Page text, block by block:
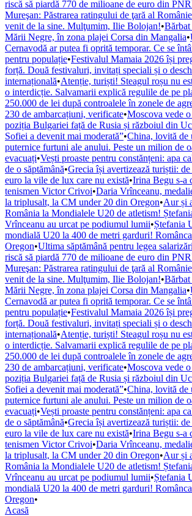
riscă să piardă 770 de milioane de euro din
Mureşan: Păstrarea ratingului de ţară al
venit de la sine. Mulţumim, Ilie Bolojan!•Bărbat
Mării Negre, în zona plajei Corsa din Mangalia•
Cernavodă ar putea fi oprită temporar. Ce se
pentru populație•Festivalul Mamaia 2026 își
forță. Două festivaluri, invitați speciali și o
internațională•Atenție, turiști! Steagul roșu nu
o interdicție. Salvamarii explică regulile de pe
250.000 de lei după controalele în zonele de
230 de ambarcațiuni, verificate•Moscova vede
poziția Bulgariei față de Rusia și războiul din
Sofiei a devenit mai moderată”•China, lovită de
puternice furtuni ale anului. Peste un milion de
evacuați•Vești proaste pentru constănțeni: apa
de o săptămână•Grecia își avertizează turiștii:
euro la vile de lux care nu există•Irina Begu s-a
tenismen Victor Crivoi•Daria Vrînceanu,
la triplusalt, la CM under 20 din Oregon•Aur și
România la Mondialele U20 de atletism!
Vrînceanu au urcat pe podiumul lumii•Ștefania
mondială U20 la 400 de metri garduri!
Oregon•Ultima săptămână pentru legea
riscă să piardă 770 de milioane de euro din
Mureşan: Păstrarea ratingului de ţară al
venit de la sine. Mulţumim, Ilie Bolojan!•Bărbat
Mării Negre, în zona plajei Corsa din Mangalia•
Cernavodă ar putea fi oprită temporar. Ce se
pentru populație•Festivalul Mamaia 2026 își
forță. Două festivaluri, invitați speciali și o
internațională•Atenție, turiști! Steagul roșu nu
o interdicție. Salvamarii explică regulile de pe
250.000 de lei după controalele în zonele de
230 de ambarcațiuni, verificate•Moscova vede
poziția Bulgariei față de Rusia și războiul din
Sofiei a devenit mai moderată”•China, lovită de
puternice furtuni ale anului. Peste un milion de
evacuați•Vești proaste pentru constănțeni: apa
de o săptămână•Grecia își avertizează turiștii:
euro la vile de lux care nu există•Irina Begu s-a
tenismen Victor Crivoi•Daria Vrînceanu,
la triplusalt, la CM under 20 din Oregon•Aur și
România la Mondialele U20 de atletism!
Vrînceanu au urcat pe podiumul lumii•Ștefania
mondială U20 la 400 de metri garduri!
Oregon•
Acasă